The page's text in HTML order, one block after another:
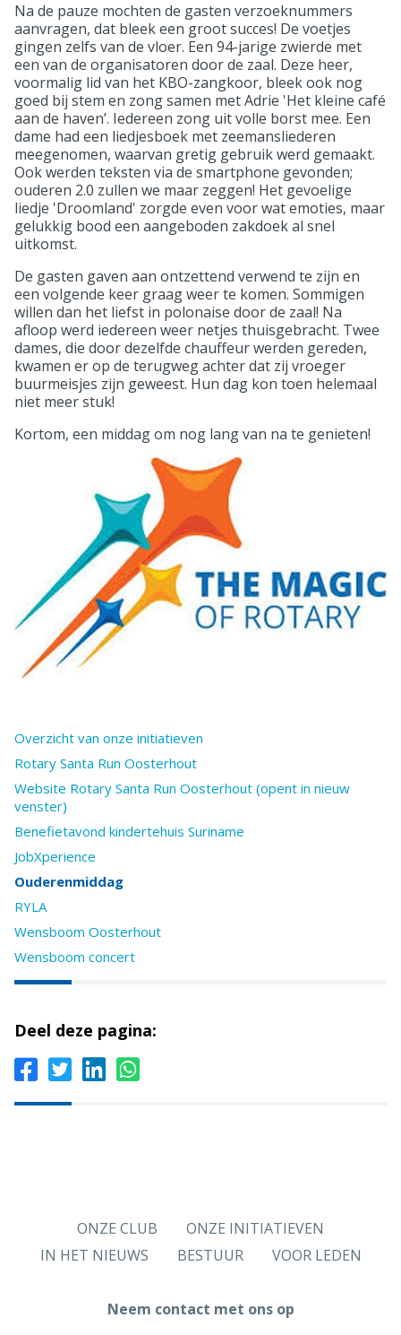
Na de pauze mochten de gasten verzoeknummers
aanvragen, dat bleek een groot succes! De voetjes
gingen zelfs van de vloer. Een 94-jarige zwierde met
een van de organisatoren door de zaal. Deze heer,
voormalig lid van het KBO-zangkoor, bleek ook nog
goed bij stem en zong samen met Adrie 'Het kleine café
aan de haven’. Iedereen zong uit volle borst mee. Een
dame had een liedjesboek met zeemansliederen
meegenomen, waarvan gretig gebruik werd gemaakt.
Ook werden teksten via de smartphone gevonden;
ouderen 2.0 zullen we maar zeggen! Het gevoelige
liedje 'Droomland' zorgde even voor wat emoties, maar
gelukkig bood een aangeboden zakdoek al snel
uitkomst.
De gasten gaven aan ontzettend verwend te zijn en
een volgende keer graag weer te komen. Sommigen
willen dan het liefst in polonaise door de zaal! Na
afloop werd iedereen weer netjes thuisgebracht. Twee
dames, die door dezelfde chauffeur werden gereden,
kwamen er op de terugweg achter dat zij vroeger
buurmeisjes zijn geweest. Hun dag kon toen helemaal
niet meer stuk!
Kortom, een middag om nog lang van na te genieten!
Overzicht van onze initiatieven
Rotary Santa Run Oosterhout
Website Rotary Santa Run Oosterhout (opent in nieuw
venster)
Benefietavond kindertehuis Suriname
JobXperience
Ouderenmiddag
RYLA
Wensboom Oosterhout
Wensboom concert
Deel deze pagina:
ONZE CLUB
ONZE INITIATIEVEN
IN HET NIEUWS
BESTUUR VOOR LEDEN
Neem contact met ons op